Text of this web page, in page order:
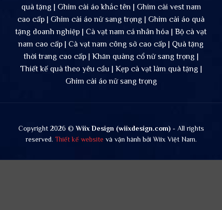
quà tặng | Ghim cài áo khắc tên | Ghim cài vest nam
cao cấp | Ghim cài áo nữ sang trọng | Ghim cài áo quà
tặng doanh nghiệp | Cà vạt nam cá nhân hóa | Bộ cà vạt
nam cao cấp | Cà vạt nam công sở cao cấp | Quà tặng
thời trang cao cấp | Khăn quàng cổ nữ sang trọng |
Thiết kế quà theo yêu cầu | Kẹp cà vạt làm quà tặng |
Ghim cài áo nữ sang trọng
Copyright 2026 ©Wiix Design (wiixdesign.com)- All rights
reserved. Thiết kế website và vận hành bởi Wiix Việt Nam.